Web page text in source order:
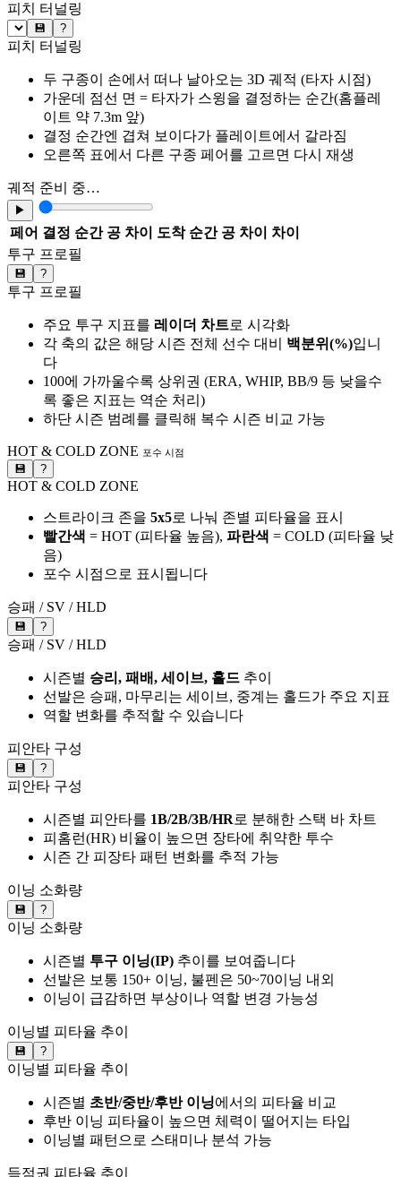
피치 터널링
💾 ?
피치 터널링
두 구종이 손에서 떠나 날아오는 3D 궤적 (타자 시점)
가운데 점선 면 = 타자가 스윙을 결정하는 순간(홈플레
이트 약 7.3m 앞)
결정 순간엔 겹쳐 보이다가 플레이트에서 갈라짐
오른쪽 표에서 다른 구종 페어를 고르면 다시 재생
궤적 준비 중…
▶
페어 결정 순간 공 차이 도착 순간 공 차이
차이
투구 프로필
💾 ?
투구 프로필
주요 투구 지표를 레이더 차트로 시각화
각 축의 값은 해당 시즌 전체 선수 대비 백분위(%)입니
다
100에 가까울수록 상위권 (ERA, WHIP, BB/9 등 낮을수
록 좋은 지표는 역순 처리)
하단 시즌 범례를 클릭해 복수 시즌 비교 가능
HOT & COLD ZONE 포수 시점
💾 ?
HOT & COLD ZONE
스트라이크 존을 5x5로 나눠 존별 피타율을 표시
빨간색 = HOT (피타율 높음), 파란색 = COLD (피타율 낮
음)
포수 시점으로 표시됩니다
승패 / SV / HLD
💾 ?
승패 / SV / HLD
시즌별 승리, 패배, 세이브, 홀드 추이
선발은 승패, 마무리는 세이브, 중계는 홀드가 주요 지표
역할 변화를 추적할 수 있습니다
피안타 구성
💾 ?
피안타 구성
시즌별 피안타를 1B/2B/3B/HR로 분해한 스택 바 차트
피홈런(HR) 비율이 높으면 장타에 취약한 투수
시즌 간 피장타 패턴 변화를 추적 가능
이닝 소화량
💾 ?
이닝 소화량
시즌별 투구 이닝(IP) 추이를 보여줍니다
선발은 보통 150+ 이닝, 불펜은 50~70이닝 내외
이닝이 급감하면 부상이나 역할 변경 가능성
이닝별 피타율 추이
💾 ?
이닝별 피타율 추이
시즌별 초반/중반/후반 이닝에서의 피타율 비교
후반 이닝 피타율이 높으면 체력이 떨어지는 타입
이닝별 패턴으로 스태미나 분석 가능
득점권 피타율 추이